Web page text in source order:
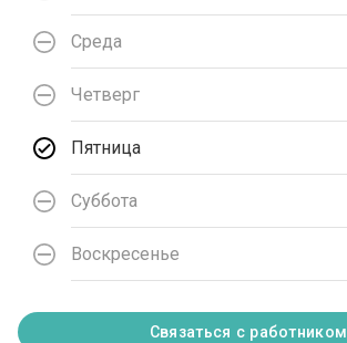
Среда
Четверг
Пятница
Суббота
Воскресенье
Связаться с работником